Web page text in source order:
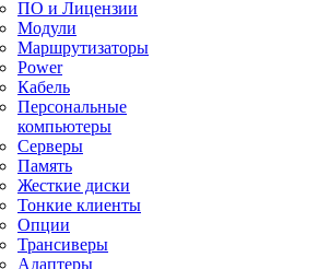
ПО и Лицензии
Модули
Маршрутизаторы
Power
Кабель
Персональные
компьютеры
Серверы
Память
Жесткие диски
Тонкие клиенты
Опции
Трансиверы
Адаптеры